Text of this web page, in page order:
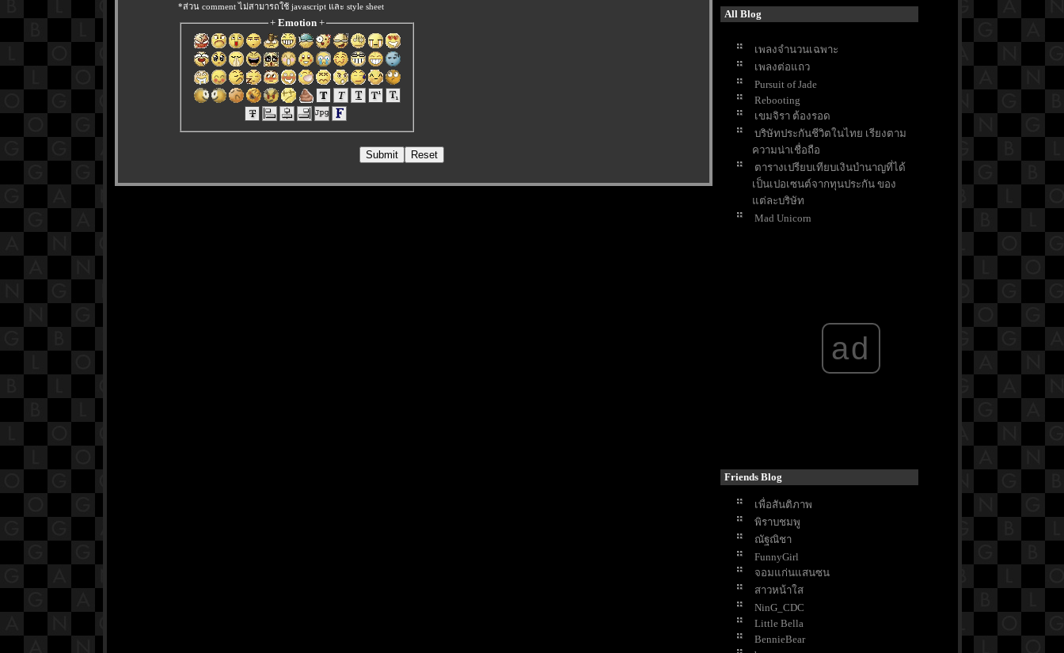
*ส่วน comment ไม่สามารถใช้ javascript และ style sheet
+ Emotion+
All Blog
เพลงจำนวนเฉพาะ
เพลงต่อแถว
Pursuit of Jade
Rebooting
เขมจิรา ต้องรอด
บริษัทประกันชีวิตในไทย เรียงตาม
ความน่าเชื่อถือ
ตารางเปรียบเทียบเงินบำนาญที่ได้
เป็นเปอเซนต์จากทุนประกัน ของ
ต่ละบริษัท
Mad Unicorn
The Starry Love
The Vault
Shining Just For You
Unlocked
รักหนูมั้
Plane
The Last of Us
Thai Massage
ad
Friends Blog
เพื่อสันติภาพ
พิราบชมพู
ณัฐณิชา
FunnyGirl
จอมแก่นแสนซน
สาวหน้าใส
NinG_CDC
Little Bella
BennieBear